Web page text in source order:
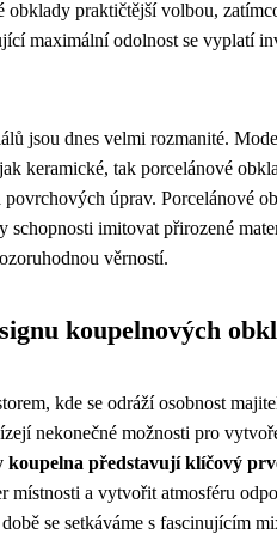
obklady praktičtější volbou,
maximální odolnost se vyplatí
jsou dnes velmi rozmanité.
keramické, tak porcelánové
povrchových úprav. Porcelánové
schopnosti imitovat přirozené
věrností.
koupelnových
kde se odráží osobnost
nekonečné možnosti pro
koupelna představují klíčový
místnosti a vytvořit atmosféru
se setkáváme s fascinujícím